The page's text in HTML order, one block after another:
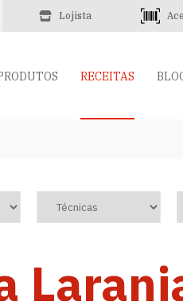
Lojista
RECEITAS